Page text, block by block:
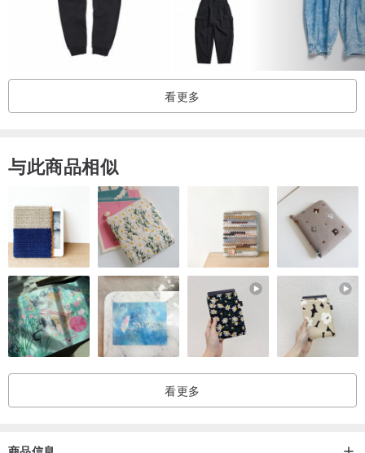
臀围：56 英寸
裤长：37 英寸
看更多
与此商品相似
看更多